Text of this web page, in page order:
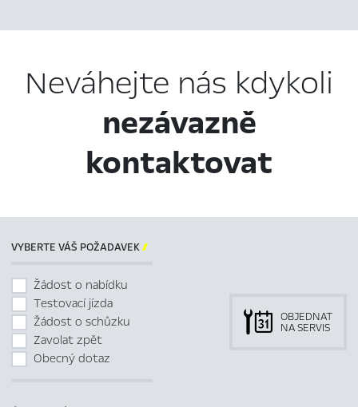
Neváhejte nás kdykoli
nezávazně
kontaktovat
VYBERTE VÁŠ POŽADAVEK
Žádost o nabídku
Testovací jízda
Žádost o schůzku
Zavolat zpět
Obecný dotaz
OBJEDNAT
NA SERVIS